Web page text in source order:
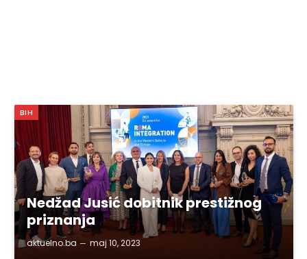
BIH
Nedžad Jusić dobitnik prestižnog
priznanja
aktuelno.ba maj 10, 2023